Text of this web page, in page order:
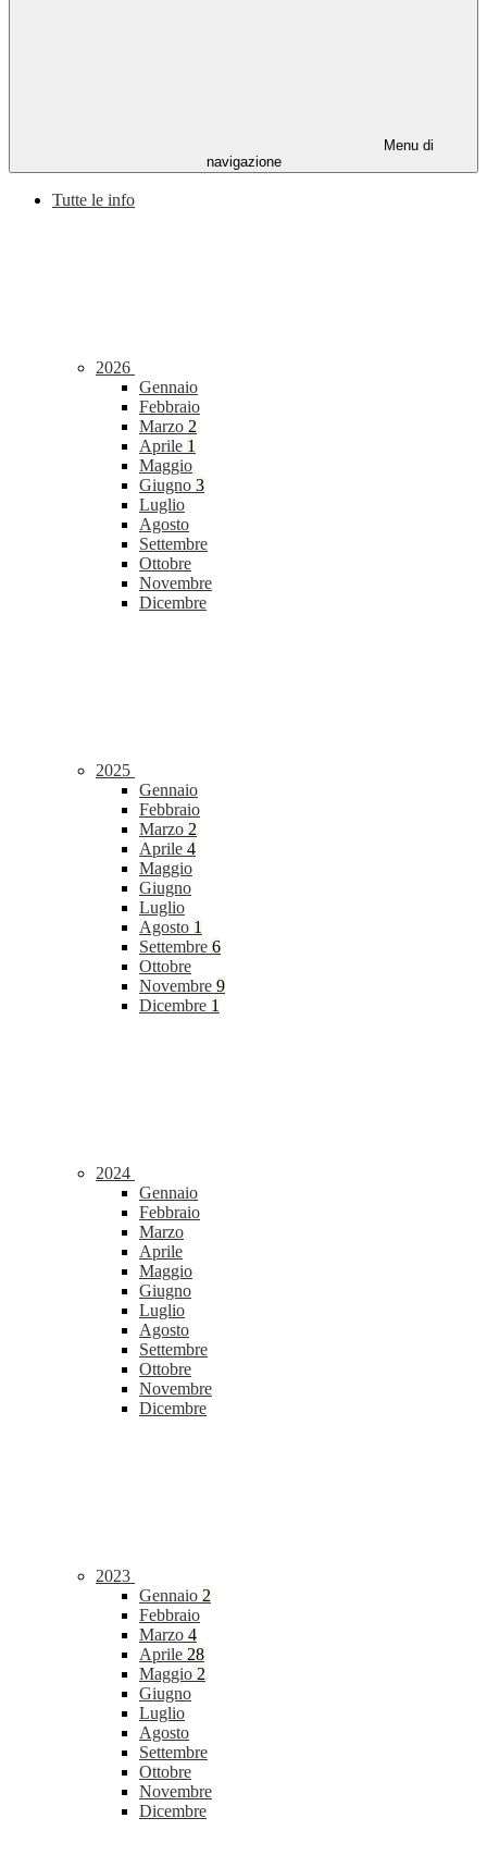
Menu di
navigazione
Tutte le info
2026
Gennaio
Febbraio
Marzo 2
Aprile 1
Maggio
Giugno 3
Luglio
Agosto
Settembre
Ottobre
Novembre
Dicembre
2025
Gennaio
Febbraio
Marzo 2
Aprile 4
Maggio
Giugno
Luglio
Agosto 1
Settembre 6
Ottobre
Novembre 9
Dicembre 1
2024
Gennaio
Febbraio
Marzo
Aprile
Maggio
Giugno
Luglio
Agosto
Settembre
Ottobre
Novembre
Dicembre
2023
Gennaio 2
Febbraio
Marzo 4
Aprile 28
Maggio 2
Giugno
Luglio
Agosto
Settembre
Ottobre
Novembre
Dicembre